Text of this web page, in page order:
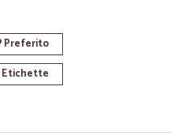
Preferito
Etichette